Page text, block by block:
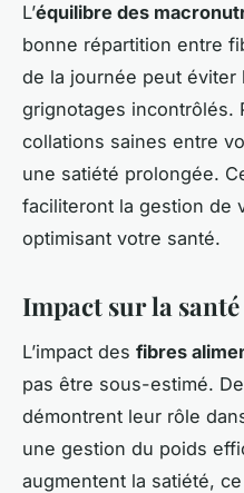
L’équilibre des
bonne répartition entre
de la journée peut éviter
grignotages incontrôlés.
collations saines entre
une satiété prolongée.
faciliteront la gestion de
optimisant votre santé.
Impact sur la
L’impact des fibres
pas être sous-estimé.
démontrent leur rôle
une gestion du poids
augmentent la satiété,